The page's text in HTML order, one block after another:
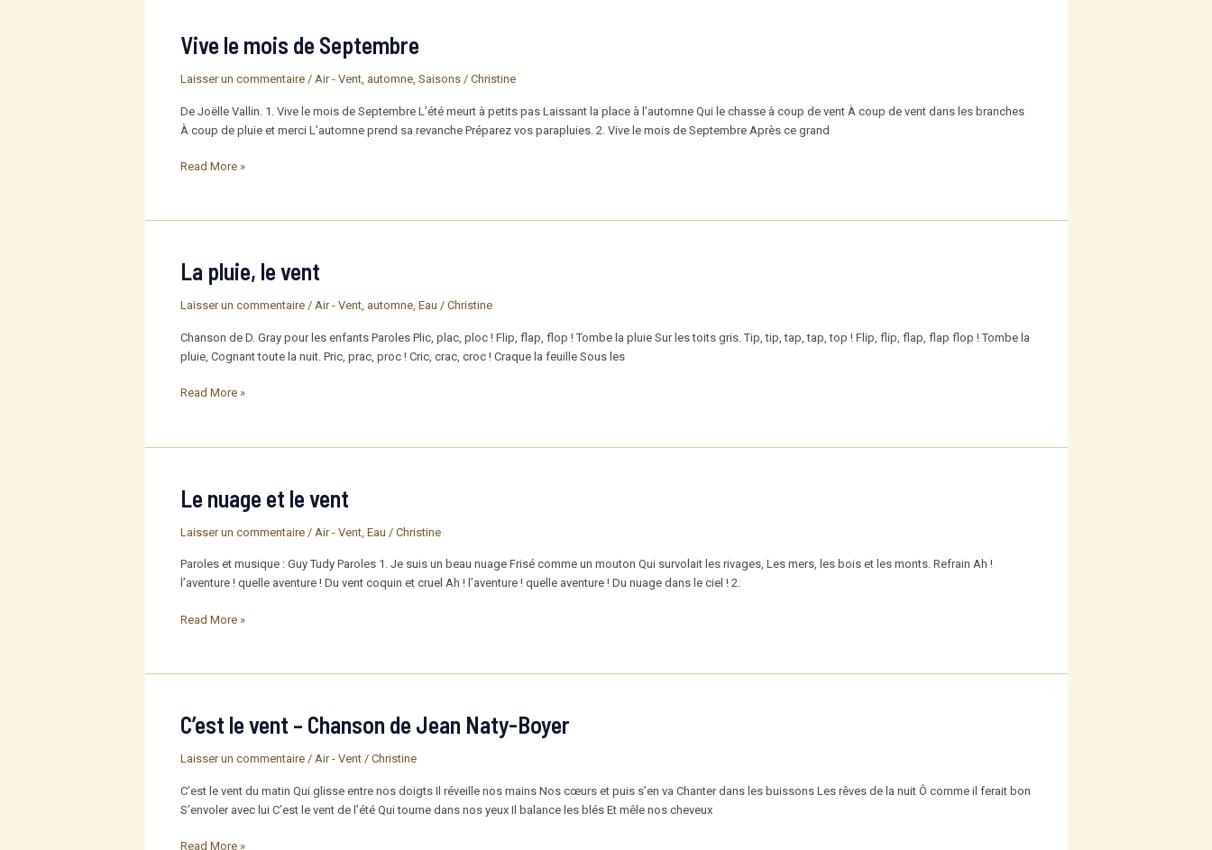
Vive le mois de Septembre
Laisser un commentaire / Air - Vent, automne, Saisons/ Christine
De Joëlle Vallin. 1. Vive le mois de Septembre L’été meurt à petits pas Laissant la place à l’automne Qui le chasse à coup de vent À coup de vent dans les branches
À coup de pluie et merci L’automne prend sa revanche Préparez vos parapluies. 2. Vive le mois de Septembre Après ce grand
Vive
de
Read More »
La pluie, le vent
Laisser un commentaire / Air - Vent, automne, Eau / Christine
Chanson de D. Gray pour les enfants Paroles Plic, plac, ploc ! Flip, flap, flop ! Tombe la pluie Sur les toits gris. Tip, tip, tap, tap, top ! Flip, flip, flap, flap flop ! Tombe la
pluie, Cognant toute la nuit. Pric, prac, proc ! Cric, crac, croc ! Craque la feuille Sous les
La
vent
Read More »
Le nuage et le vent
Laisser un commentaire / Air - Vent, Eau / Christine
Paroles et musique : Guy Tudy Paroles 1. Je suis un beau nuage Frisé comme un mouton Qui survolait les rivages, Les mers, les bois et les monts. Refrain Ah !
l’aventure ! quelle aventure ! Du vent coquin et cruel Ah ! l’aventure ! quelle aventure ! Du nuage dans le ciel ! 2.
Le
le
Read More »
C’est le vent – Chanson de Jean Naty-Boyer
Laisser un commentaire / Air - Vent/ Christine
C’est le vent du matin Qui glisse entre nos doigts Il réveille nos mains Nos cœurs et puis s’en va Chanter dans les buissons Les rêves de la nuit Ô comme il ferait bon
S’envoler avec lui C’est le vent de l’été Qui tourne dans nos yeux Il balance les blés Et mêle nos cheveux
C’est
Read More »